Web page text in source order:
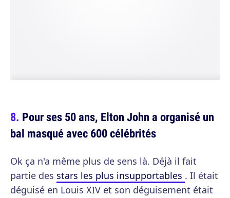
Pour ses 50 ans, Elton John a organisé un
bal masqué avec 600 célébrités
Ok ça n'a même plus de sens là. Déjà il fait
partie des stars les plus insupportables . Il était
déguisé en Louis XIV et son déguisement était